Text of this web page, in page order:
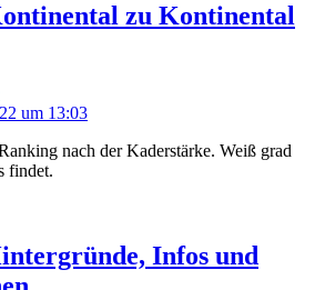
zu Kontinental
um 13:03
nach der Kaderstärke. Weiß grad
findet.
Infos und